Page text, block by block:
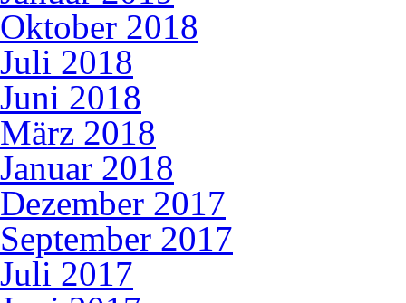
Oktober 2018
Juli 2018
Juni 2018
März 2018
Januar 2018
Dezember 2017
September 2017
Juli 2017